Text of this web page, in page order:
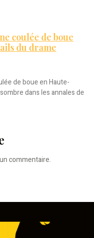
coulée de boue
du drame
de boue en Haute-
dans les annales de
commentaire.